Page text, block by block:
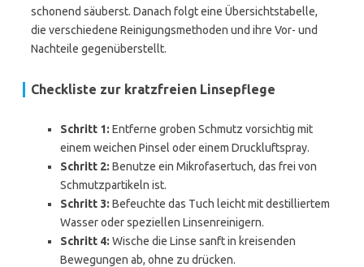
schonend säuberst. Danach folgt eine Übersichtstabelle,
die verschiedene Reinigungsmethoden und ihre Vor- und
Nachteile gegenüberstellt.
Checkliste zur kratzfreien Linsepflege
Schritt 1: Entferne groben Schmutz vorsichtig mit
einem weichen Pinsel oder einem Druckluftspray.
Schritt 2: Benutze ein Mikrofasertuch, das frei von
Schmutzpartikeln ist.
Schritt 3: Befeuchte das Tuch leicht mit destilliertem
Wasser oder speziellen Linsenreinigern.
Schritt 4: Wische die Linse sanft in kreisenden
Bewegungen ab, ohne zu drücken.